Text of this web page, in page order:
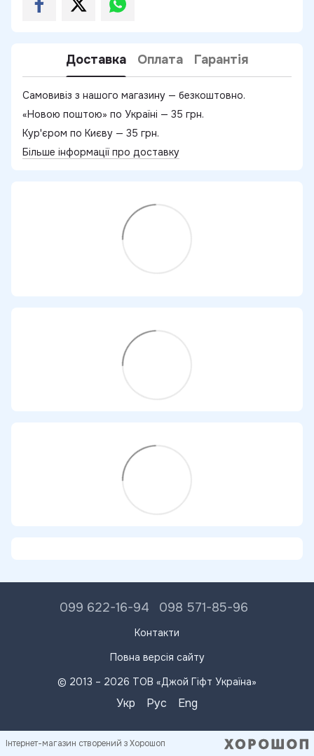
Доставка Оплата Гарантія
Самовивіз з нашого магазину — безкоштовно.
«Новою поштою» по Україні — 35 грн.
Кур'єром по Києву — 35 грн.
Більше інформації про доставку
099 622-16-94 098 571-85-96
Контакти
Повна версія сайту
© 2013 – 2026 ТОВ «Джой Гіфт Україна»
Укр Рус Eng
Інтернет-магазин створений з Хорошоп